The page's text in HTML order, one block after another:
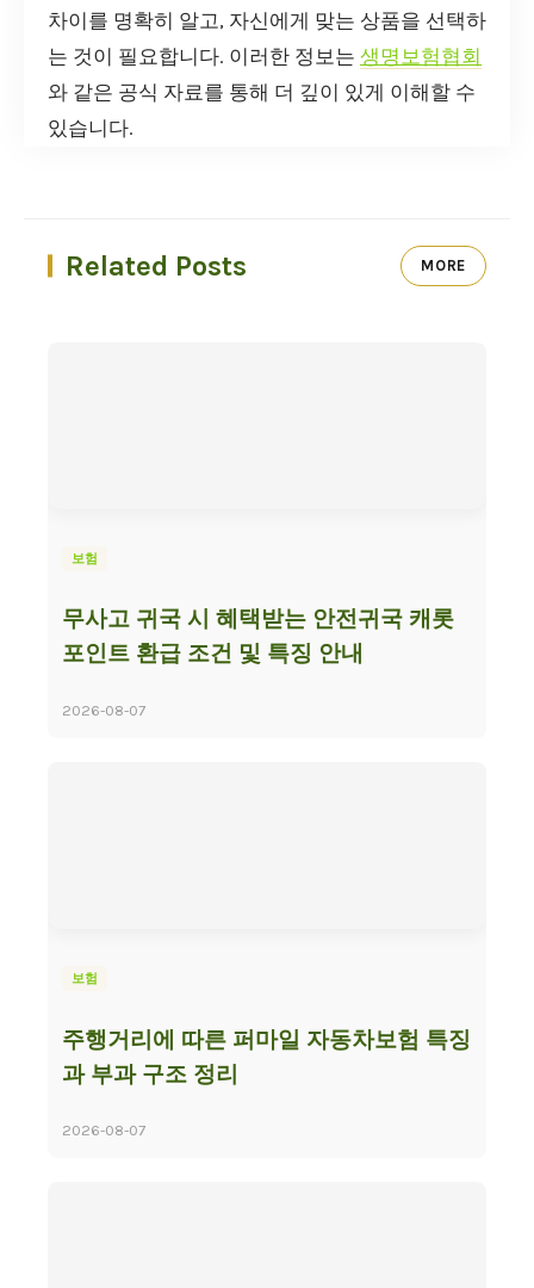
차이를 명확히 알고, 자신에게 맞는 상품을 선택하
는 것이 필요합니다. 이러한 정보는 생명보험협회
와 같은 공식 자료를 통해 더 깊이 있게 이해할 수
있습니다.
Related Posts MORE
보험
무사고 귀국 시 혜택받는 안전귀국 캐롯
포인트 환급 조건 및 특징 안내
2026-08-07
보험
주행거리에 따른 퍼마일 자동차보험 특징
과 부과 구조 정리
2026-08-07